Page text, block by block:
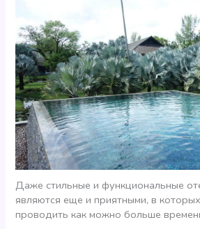
Даже стильные и функциональные
являются еще и приятными, в
проводить как можно больше